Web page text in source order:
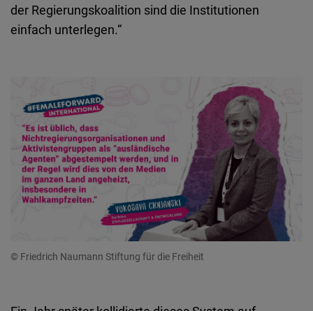
der Regierungskoalition sind die Institutionen
einfach unterlegen.“
© Friedrich Naumann Stiftung für die Freiheit